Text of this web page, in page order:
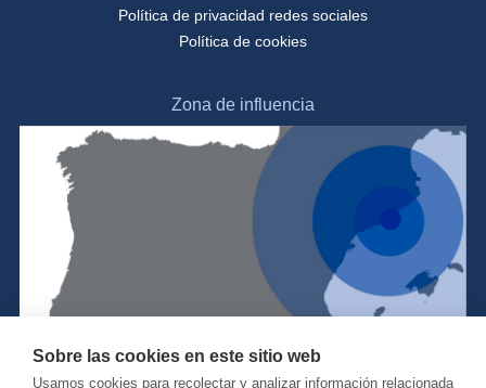
Política de privacidad redes sociales
Política de cookies
Zona de influencia
Sobre las cookies en este sitio web
Usamos cookies para recolectar y analizar información relacionada